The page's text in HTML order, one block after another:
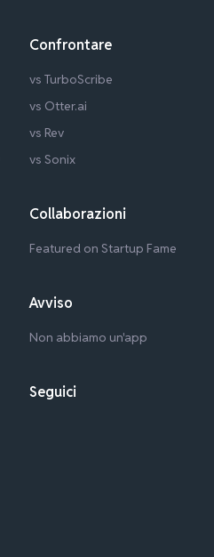
Confrontare
vs TurboScribe
vs Otter.ai
vs Rev
vs Sonix
Collaborazioni
Featured on Startup Fame
Avviso
Non abbiamo un'app
Seguici